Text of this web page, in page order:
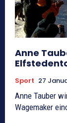
Anne
Sport 27
Anne Tauber
Wagemaker